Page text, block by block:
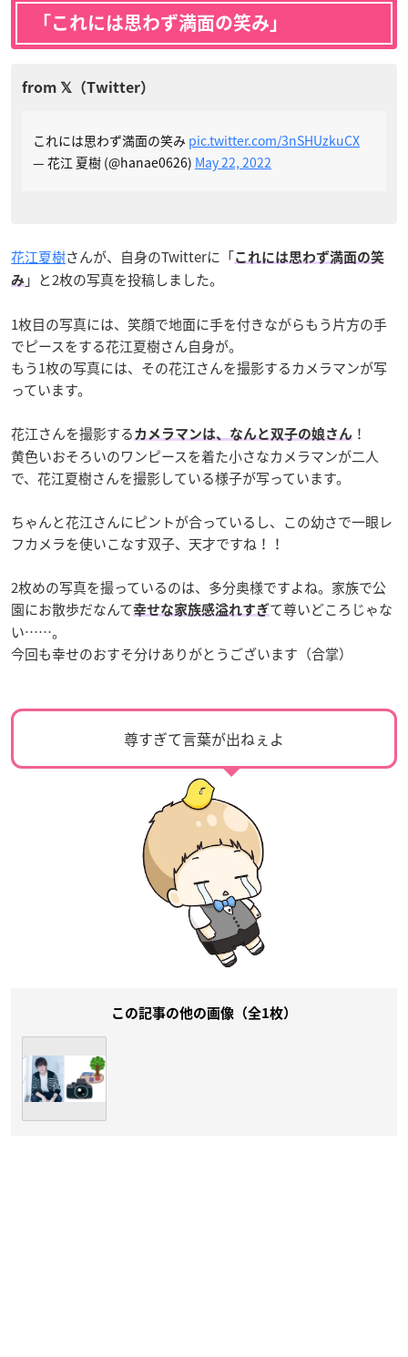
「これには思わず満面の笑み」
これには思わず満面の笑み pic.twitter.com/3nSHUzkuCX
— 花江 夏樹 (@hanae0626) May 22, 2022
花江夏樹さんが、自身のTwitterに「これには思わず満面の笑
み 」と2枚の写真を投稿しました。
1枚目の写真には、笑顔で地面に手を付きながらもう片方の手
でピースをする花江夏樹さん自身が。
もう1枚の写真には、その花江さんを撮影するカメラマンが写
っています。
花江さんを撮影する カメラマンは、なんと双子の娘さん ！
黄色いおそろいのワンピースを着た小さなカメラマンが二人
で、花江夏樹さんを撮影している様子が写っています。
ちゃんと花江さんにピントが合っているし、この幼さで一眼レ
フカメラを使いこなす双子、天才ですね！！
2枚めの写真を撮っているのは、多分奥様ですよね。家族で公
園にお散歩だなんて幸せな家族感溢れすぎて尊いどころじゃな
い……。
今回も幸せのおすそ分けありがとうございます（合掌）
尊すぎて言葉が出ねぇよ
この記事の他の画像（全1枚）